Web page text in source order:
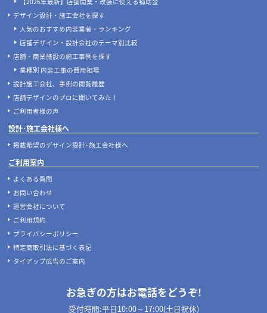
デザイン設計・施工会社を探す
人気のおすすめ内装業者・ランキング
店舗デザイン・設計会社のテーマ別比較
店舗・商業施設の施工事例を探す
業種別 内装工事の費用相場
設計施工会社、事例の閲覧履歴
店舗デザインのプロに聞いてみた！
ご利用者様の声
設計･施工会社様へ
掲載希望のデザイン設計･施工会社様へ
ご利用案内
よくある質問
お問い合わせ
運営会社について
ご利用規約
プライバシーポリシー
特定商取引法に基づく表記
タイアップ広告のご案内
お急ぎの方はお電話をどうぞ!
受付時間:平日10:00～17:00(土日祝休)